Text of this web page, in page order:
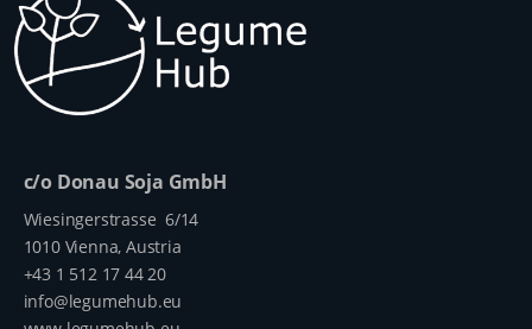
c/o Donau Soja GmbH
Wiesingerstrasse 6/14
1010 Vienna, Austria
+43 1 512 17 44 20
info@legumehub.eu